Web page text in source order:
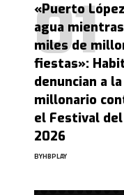
«Puerto
agua
miles de
fiestas»:
denuncian a
millonario
el Festival del
2026
BYHBPLAY